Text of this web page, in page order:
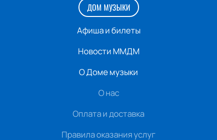
ДОМ МУЗЫКИ
Афиша и билеты
Новости ММДМ
О Доме музыки
О нас
Оплата и доставка
Правила оказания услуг